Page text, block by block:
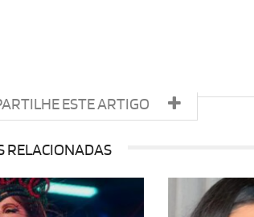
ESTE ARTIGO
RELACIONADAS